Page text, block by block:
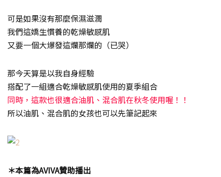
可是如果沒有那麼保濕滋潤
我們這嬌生慣養的乾燥敏感肌
又要一個大爆發這爛那爛的（已哭）
那今天算是以我自身經驗
搭配了一組適合乾燥敏感肌使用的夏季組合
同時，這款也很適合油肌、混合肌在秋冬使用喔！！
所以油肌、混合肌的女孩也可以先筆記起來
＊本篇為AVIVA贊助播出